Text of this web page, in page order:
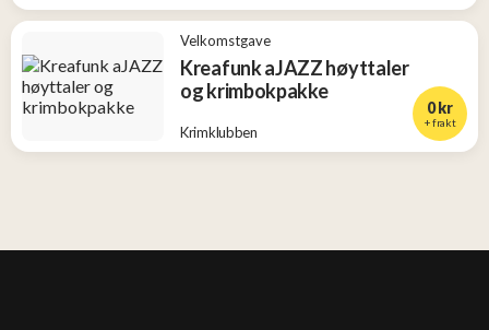
Velkomstgave
Kreafunk aJAZZ høyttaler
og krimbokpakke
Krimklubben
0 kr
+ frakt